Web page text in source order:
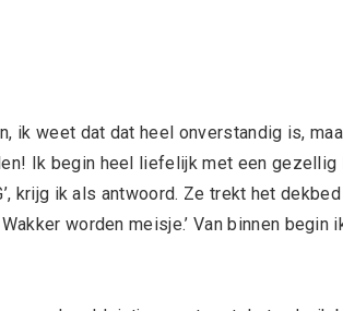
ik weet dat dat heel onverstandig is,
Ik begin heel liefelijk met een gezellig
krijg ik als antwoord. Ze trekt het
worden meisje.’ Van binnen